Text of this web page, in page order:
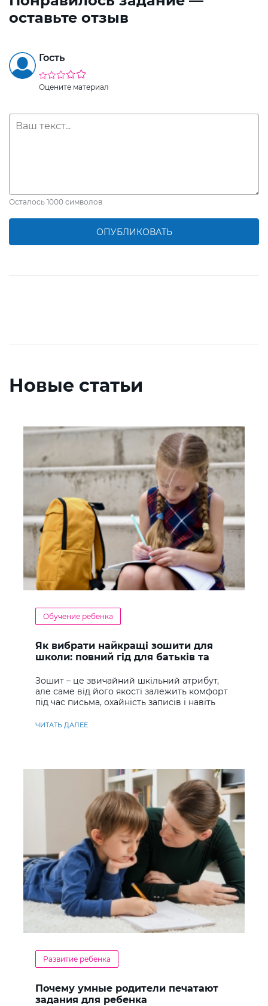
оставьте отзыв
Гость
Оцените материал
Осталось 1000 символов
ОПУБЛИКОВАТЬ
Новые статьи
Обучение ребенка
Як вибрати найкращі зошити для
школи: повний гід для батьків та
Зошит – це звичайний шкільний атрибут,
але саме від його якості залежить комфорт
під час письма, охайність записів і навіть
ЧИТАТЬ ДАЛЕЕ
Развитие ребенка
Почему умные родители печатают
задания для ребенка